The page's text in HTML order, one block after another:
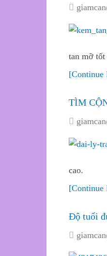
tan mỡ
[Continue
TÌM
cao.
[Continue
Độ tuổi